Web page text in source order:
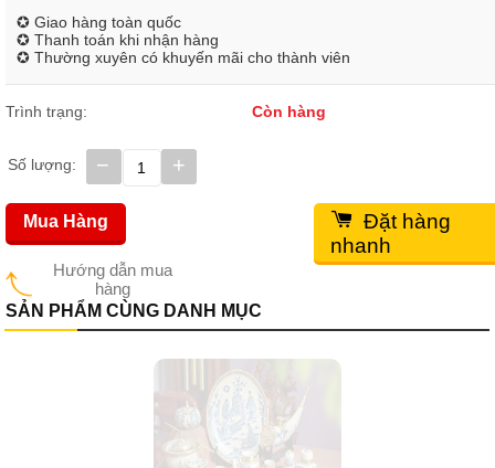
✪ Giao hàng toàn quốc
✪ Thanh toán khi nhận hàng
✪ Thường xuyên có khuyến mãi cho thành viên
Trình trạng: Còn hàng
Số lượng: +
−
Hướng dẫn mua
hàng
Mua Hàng
Đặt hàng
nhanh
SẢN PHẨM CÙNG DANH MỤC